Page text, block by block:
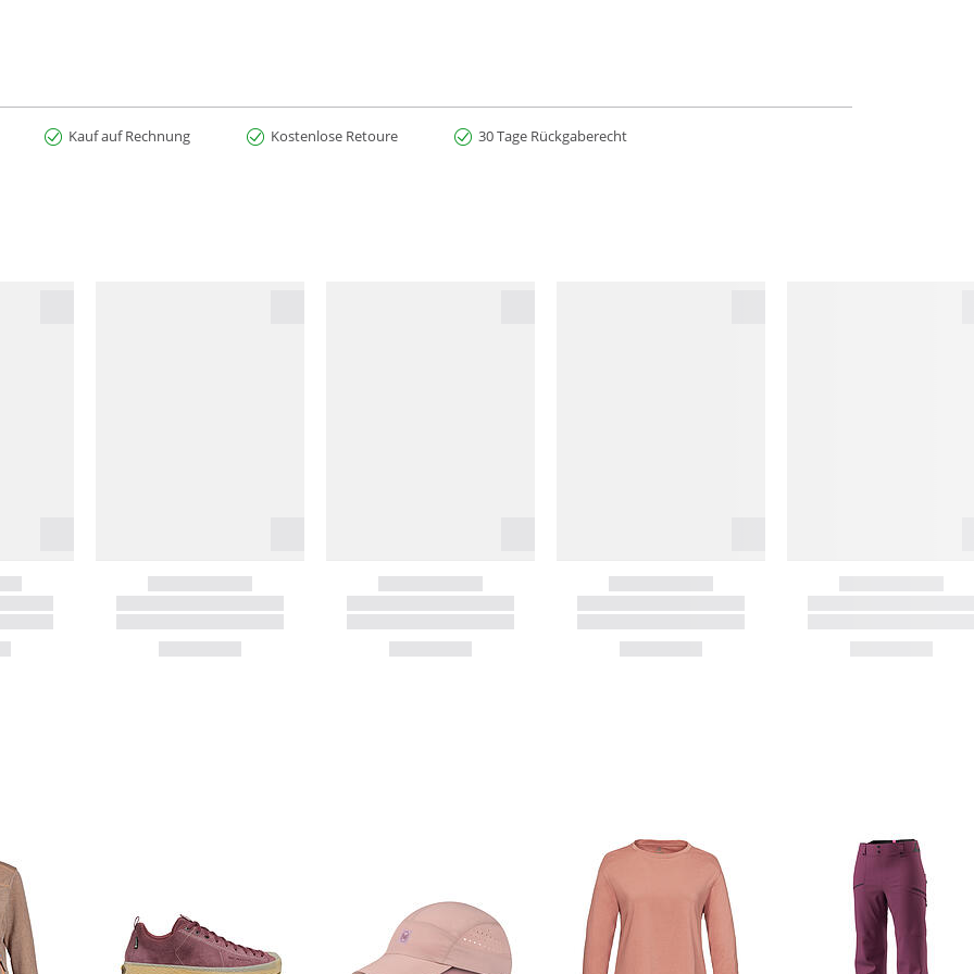
Kauf auf Rechnung Kostenlose Retoure 30 Tage Rückgaberecht